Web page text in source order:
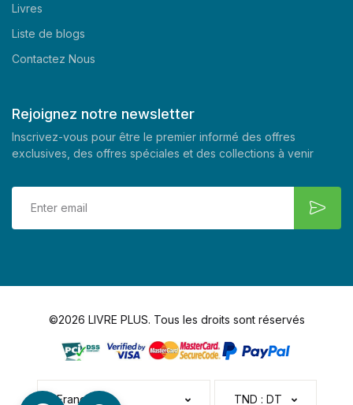
Livres
Liste de blogs
Contactez Nous
Rejoignez notre newsletter
Inscrivez-vous pour être le premier informé des offres
exclusives, des offres spéciales et des collections à venir
©2026 LIVRE PLUS. Tous les droits sont réservés
Français TND : DT